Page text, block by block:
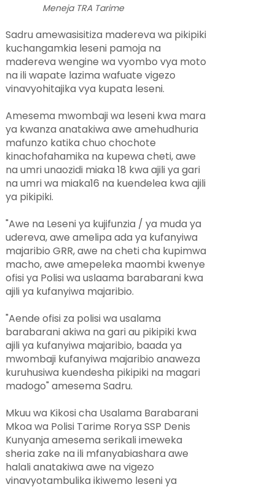
Meneja TRA Tarime
Sadru amewasisitiza madereva wa pikipiki
kuchangamkia leseni pamoja na
madereva wengine wa vyombo vya moto
na ili wapate lazima wafuate vigezo
vinavyohitajika vya kupata leseni.
Amesema mwombaji wa leseni kwa mara
ya kwanza anatakiwa awe amehudhuria
mafunzo katika chuo chochote
kinachofahamika na kupewa cheti, awe
na umri unaozidi miaka 18 kwa ajili ya gari
na umri wa miaka16 na kuendelea kwa ajili
ya pikipiki.
"Awe na Leseni ya kujifunzia / ya muda ya
udereva, awe amelipa ada ya kufanyiwa
majaribio GRR, awe na cheti cha kupimwa
macho, awe amepeleka maombi kwenye
ofisi ya Polisi wa uslaama barabarani kwa
ajili ya kufanyiwa majaribio.
"Aende ofisi za polisi wa usalama
barabarani akiwa na gari au pikipiki kwa
ajili ya kufanyiwa majaribio, baada ya
mwombaji kufanyiwa majaribio anaweza
kuruhusiwa kuendesha pikipiki na magari
madogo" amesema Sadru.
Mkuu wa Kikosi cha Usalama Barabarani
Mkoa wa Polisi Tarime Rorya SSP Denis
Kunyanja amesema serikali imeweka
sheria zake na ili mfanyabiashara awe
halali anatakiwa awe na vigezo
vinavyotambulika ikiwemo leseni ya